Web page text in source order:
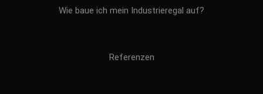
Wie baue ich mein Industrieregal auf?
Referenzen